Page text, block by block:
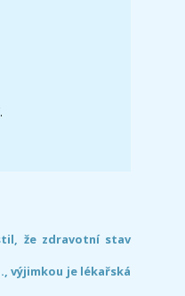
že zdravotní stav
výjimkou je lékařská